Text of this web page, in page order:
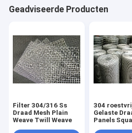
Geadviseerde Producten
Filter 304/316 Ss
Draad Mesh Plain
Weave Twill Weave
304
Gelaste
Panels